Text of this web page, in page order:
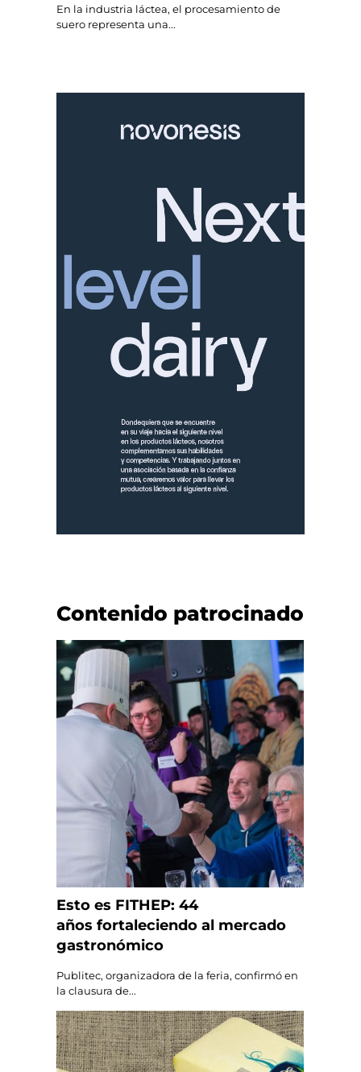
En la industria láctea, el procesamiento de
suero representa una...
Contenido patrocinado
Esto es FITHEP: 44
años fortaleciendo al mercado
gastronómico
Publitec, organizadora de la feria, confirmó en
la clausura de...